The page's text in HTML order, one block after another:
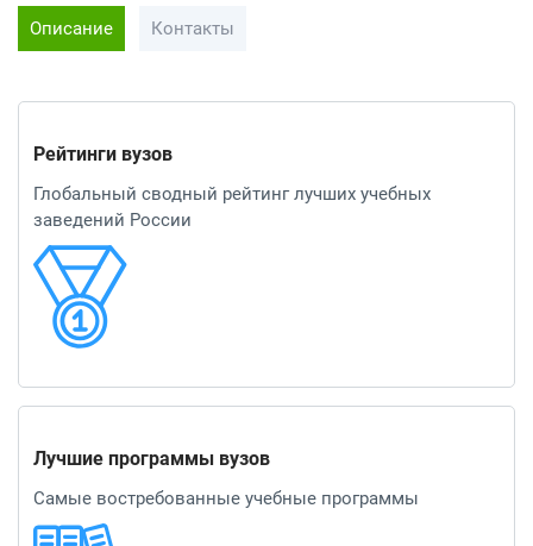
Описание Контакты
Рейтинги вузов
Глобальный сводный рейтинг лучших учебных
заведений России
Лучшие программы вузов
Самые востребованные учебные программы